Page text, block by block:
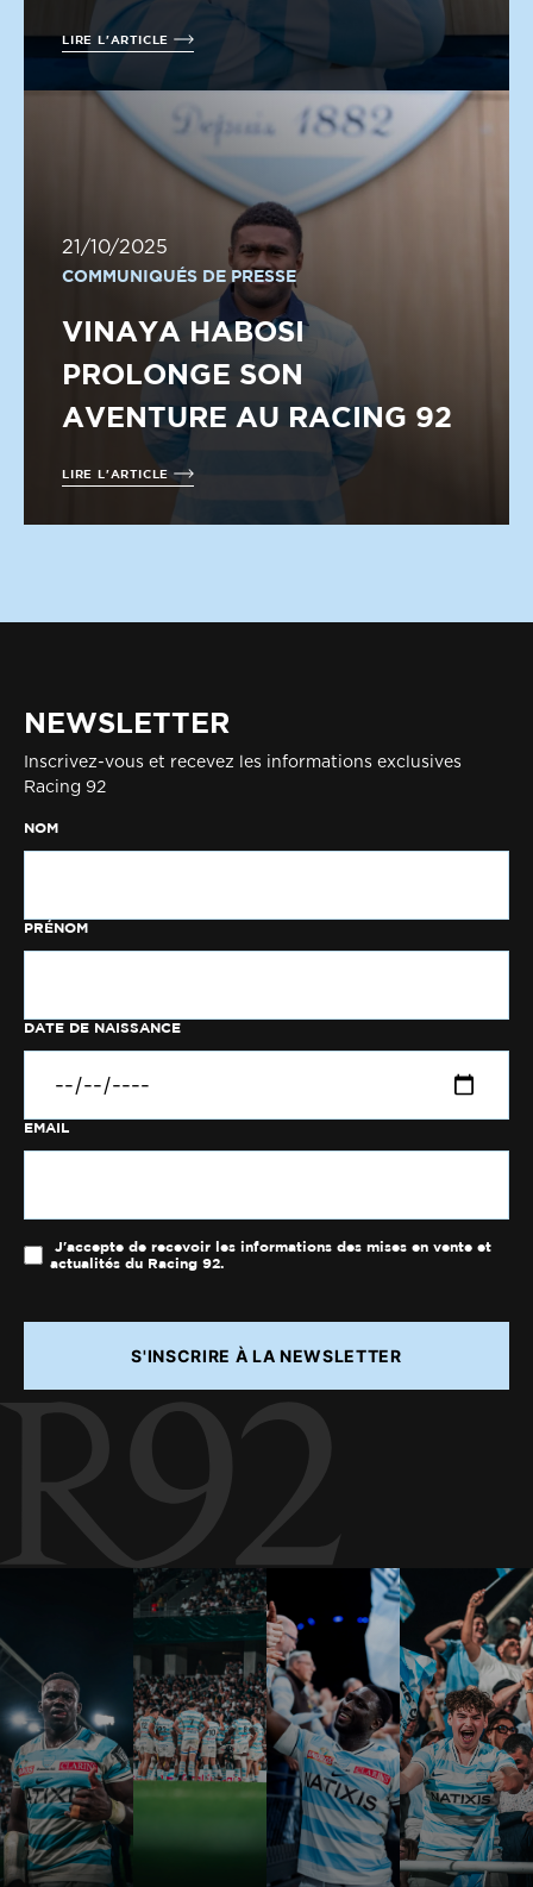
LIRE L'ARTICLE
21/10/2025
COMMUNIQUÉS DE PRESSE
VINAYA HABOSI
PROLONGE SON
AVENTURE AU RACING 92
LIRE L'ARTICLE
NEWSLETTER
Inscrivez-vous et recevez les informations exclusives
Racing 92
NOM
PRÉNOM
DATE DE NAISSANCE
EMAIL
J'accepte de recevoir les informations des mises en vente et
actualités du Racing 92.
S'INSCRIRE À LA NEWSLETTER